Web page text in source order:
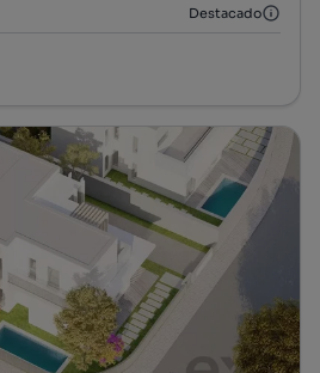
Destacado